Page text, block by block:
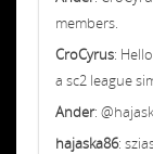
members.
CroCyrus:
a sc2 league
Ander:
hajaska86: